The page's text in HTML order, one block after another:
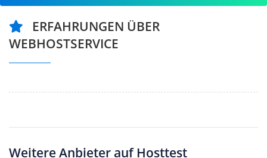
ERFAHRUNGEN ÜBER
WEBHOSTSERVICE
Weitere Anbieter auf Hosttest